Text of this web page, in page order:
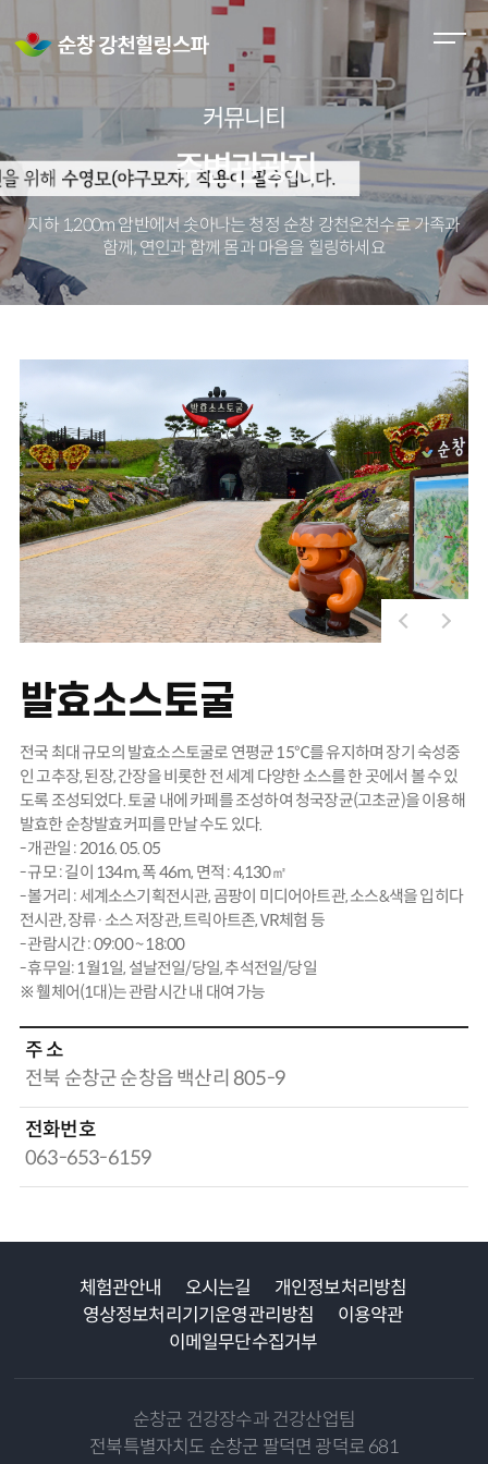
M
p
e
n
커뮤니티
주변관광지
지하 1,200m 암반에서 솟아나는 청정 순창 강천온천수로가족과
함께, 연인과 함께 몸과 마음을 힐링하세요
발효소스토굴
전국 최대 규모의 발효소스토굴로 연평균 15℃를 유지하며 장기 숙성중
인 고추장, 된장, 간장을 비롯한 전 세계 다양한 소스를 한 곳에서 볼 수 있
도록 조성되었다. 토굴 내에 카페를 조성하여 청국장균(고초균)을 이용해
발효한 순창발효커피를 만날 수도 있다.
- 개관일 : 2016. 05. 05
- 규모 : 길이 134m, 폭 46m, 면적 : 4,130㎡
- 볼거리 : 세계소스기획전시관, 곰팡이 미디어아트관, 소스&색을 입히다
전시관, 장류·소스 저장관, 트릭아트존, VR체험 등
- 관람시간 : 09:00 ~ 18:00
- 휴무일: 1월1일, 설날전일/당일, 추석전일/당일
※ 휄체어(1대)는 관람시간 내 대여 가능
주 소
전북 순창군 순창읍 백산리 805-9
전화번호
063-653-6159
체험관안내 오시는길
개인정보처리방침
영상정보처리기기운영관리방침
이용약관
이메일무단수집거부
순창군 건강장수과 건강산업팀
전북특별자치도 순창군 팔덕면 광덕로 681